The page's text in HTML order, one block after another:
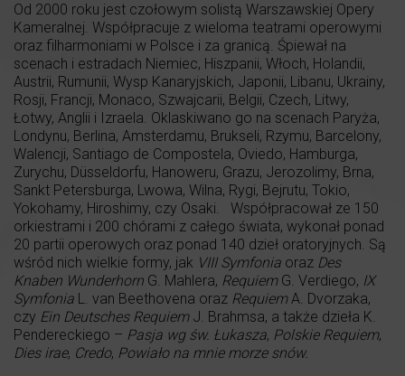
Od 2000 roku jest czołowym solistą Warszawskiej Opery
Kameralnej. Współpracuje z wieloma teatrami operowymi
oraz filharmoniami w Polsce i za granicą. Śpiewał na
scenach i estradach Niemiec, Hiszpanii, Włoch, Holandii,
Austrii, Rumunii, Wysp Kanaryjskich, Japonii, Libanu, Ukrainy,
Rosji, Francji, Monaco, Szwajcarii, Belgii, Czech, Litwy,
Łotwy, Anglii i Izraela. Oklaskiwano go na scenach Paryża,
Londynu, Berlina, Amsterdamu, Brukseli, Rzymu, Barcelony,
Walencji, Santiago de Compostela, Oviedo, Hamburga,
Zurychu, Düsseldorfu, Hanoweru, Grazu, Jerozolimy, Brna,
Sankt Petersburga, Lwowa, Wilna, Rygi, Bejrutu, Tokio,
Yokohamy, Hiroshimy, czy Osaki. Współpracował ze 150
orkiestrami i 200 chórami z całego świata, wykonał ponad
20 partii operowych oraz ponad 140 dzieł oratoryjnych. Są
wśród nich wielkie formy, jak VIII Symfonia oraz Des
Knaben Wunderhorn G. Mahlera, RequiemG. Verdiego, IX
Symfonia L. van Beethovena oraz RequiemA. Dvorzaka,
czy Ein Deutsches Requiem J. Brahmsa, a także dzieła K.
Pendereckiego – Pasja wg św. Łukasza, Polskie Requiem,
Dies irae, Credo, Powiało na mnie morze snów.